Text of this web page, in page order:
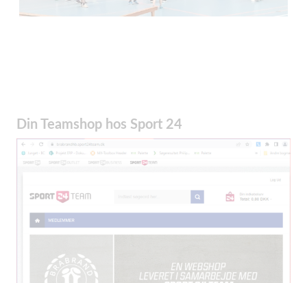
Din Teamshop hos Sport 24